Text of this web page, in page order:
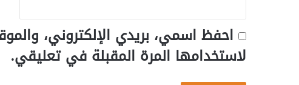
احفظ اسمي، بريدي الإلكتروني،
لاستخدامها المرة المقبلة في تعليقي.